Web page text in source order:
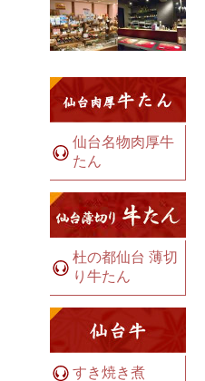
仙台名物肉厚牛
たん
杜の都仙台 薄切
り牛たん
すき焼き煮